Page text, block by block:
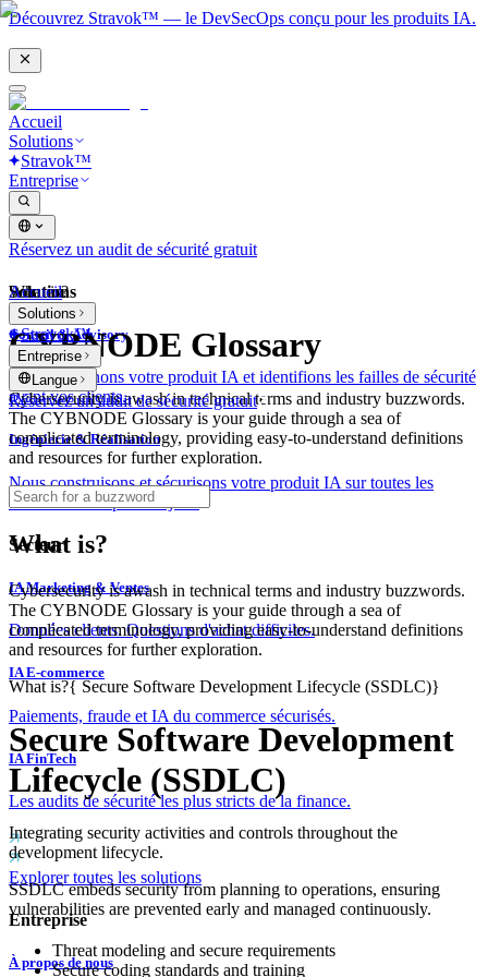
Découvrez Stravok™ — le DevSecOps conçu pour les produits IA.
Accueil
Solutions
Stravok™
Entreprise
Réservez un audit de sécurité gratuit
Solutions
Conseil & Advisory
Nous examinons votre produit IA et identifions les failles de sécurité
avant vos clients.
Ingénierie & Réalisation
Nous construisons et sécurisons votre produit IA sur toutes les
couches dès le premier jour.
Secteur
IA Marketing & Ventes
Données clients. Questions d'achat difficiles.
IA E-commerce
Paiements, fraude et IA du commerce sécurisés.
IA FinTech
Les audits de sécurité les plus stricts de la finance.
Explorer toutes les solutions
Entreprise
À propos de nous
Accueil
Solutions
Stravok™
Entreprise
Langue
Réservez un audit de sécurité gratuit
What is?
CYBNODE Glossary
Cybersecurity is awash in technical terms and industry buzzwords.
The CYBNODE Glossary is your guide through a sea of
complicated terminology, providing easy-to-understand definitions
and resources for further exploration.
What is?
Cybersecurity is awash in technical terms and industry buzzwords.
The CYBNODE Glossary is your guide through a sea of
complicated terminology, providing easy-to-understand definitions
and resources for further exploration.
What is?{ Secure Software Development Lifecycle (SSDLC)}
Secure Software Development
Lifecycle (SSDLC)
Integrating security activities and controls throughout the
development lifecycle.
SSDLC embeds security from planning to operations, ensuring
vulnerabilities are prevented early and managed continuously.
Threat modeling and secure requirements
Secure coding standards and training